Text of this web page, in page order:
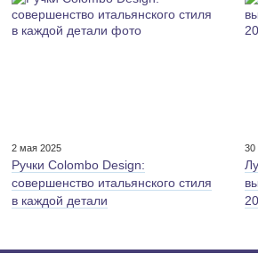
2 мая 2025
Ручки Colombo Design:
совершенство итальянского стиля
в каждой детали
30